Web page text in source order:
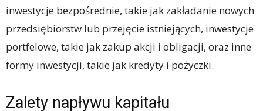
inwestycje bezpośrednie, takie jak zakładanie nowych
przedsiębiorstw lub przejęcie istniejących, inwestycje
portfelowe, takie jak zakup akcji i obligacji, oraz inne
formy inwestycji, takie jak kredyty i pożyczki.
Zalety napływu kapitału